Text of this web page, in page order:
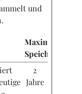
und
Maximale
Speicherdauer
2
Jahre